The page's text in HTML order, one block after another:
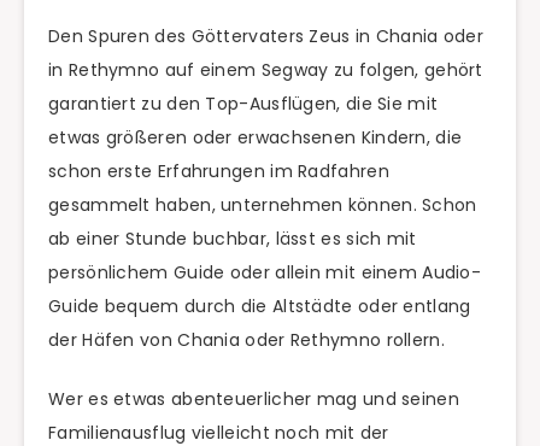
Den Spuren des Göttervaters Zeus in Chania oder
in Rethymno auf einem Segway zu folgen, gehört
garantiert zu den Top-Ausflügen, die Sie mit
etwas größeren oder erwachsenen Kindern, die
schon erste Erfahrungen im Radfahren
gesammelt haben, unternehmen können. Schon
ab einer Stunde buchbar, lässt es sich mit
persönlichem Guide oder allein mit einem Audio-
Guide bequem durch die Altstädte oder entlang
der Häfen von Chania oder Rethymno rollern.
Wer es etwas abenteuerlicher mag und seinen
Familienausflug vielleicht noch mit der